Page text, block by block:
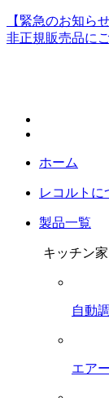
【緊急のお知ら
非正規販売品に
ホーム
レコルトに
製品一覧
キッチン
自動
エア